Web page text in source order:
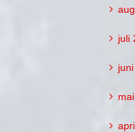
juli